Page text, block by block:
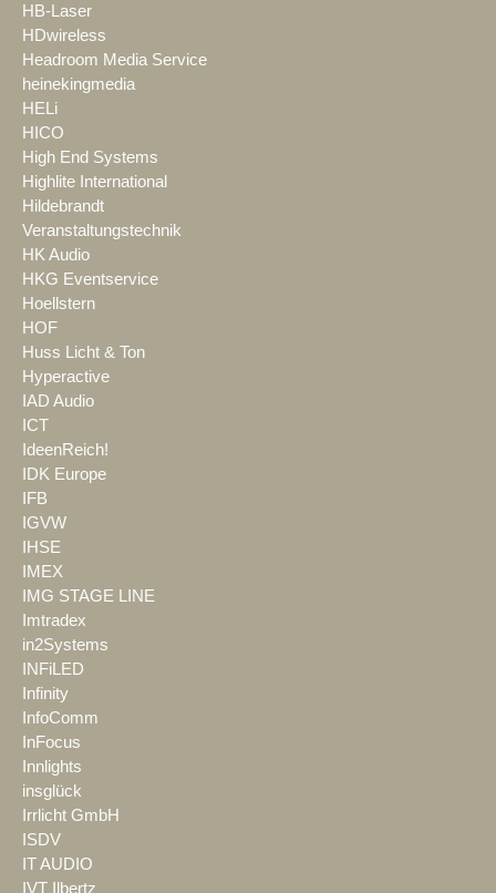
HB-Laser
HDwireless
Headroom Media Service
heinekingmedia
HELi
HICO
High End Systems
Highlite International
Hildebrandt
Veranstaltungstechnik
HK Audio
HKG Eventservice
Hoellstern
HOF
Huss Licht & Ton
Hyperactive
IAD Audio
ICT
IdeenReich!
IDK Europe
IFB
IGVW
IHSE
IMEX
IMG STAGE LINE
Imtradex
in2Systems
INFiLED
Infinity
InfoComm
InFocus
Innlights
insglück
Irrlicht GmbH
ISDV
IT AUDIO
IVT Ilbertz